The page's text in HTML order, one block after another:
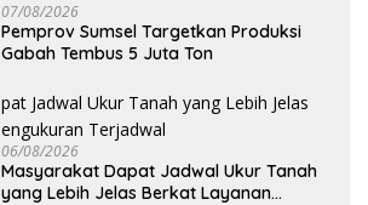
07/08/2026
Pemprov Sumsel Targetkan Produksi
Gabah Tembus 5 Juta Ton
06/08/2026
Masyarakat Dapat Jadwal Ukur Tanah
yang Lebih Jelas Berkat Layanan